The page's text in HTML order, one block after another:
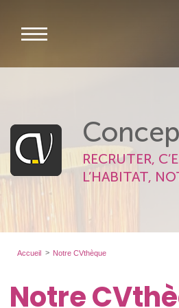
RECRUTER,
L’HABITAT,
Accueil Notre CVthèque
Notre